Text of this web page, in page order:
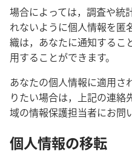
場合によっては，調査や統
れないように個人情報を匿
織は，あなたに通知するこ
用することができます。
あなたの個人情報に適用さ
りたい場合は，上記の連絡
域の情報保護担当者にお問
個人情報の移転